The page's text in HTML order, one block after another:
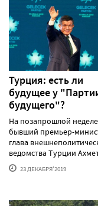
Турция: есть ли
будущее у
будущего"?
На позапрошлой неделе
бывший премьер-
глава
ведомства Турции
23 ДЕКАБРЯ'2019